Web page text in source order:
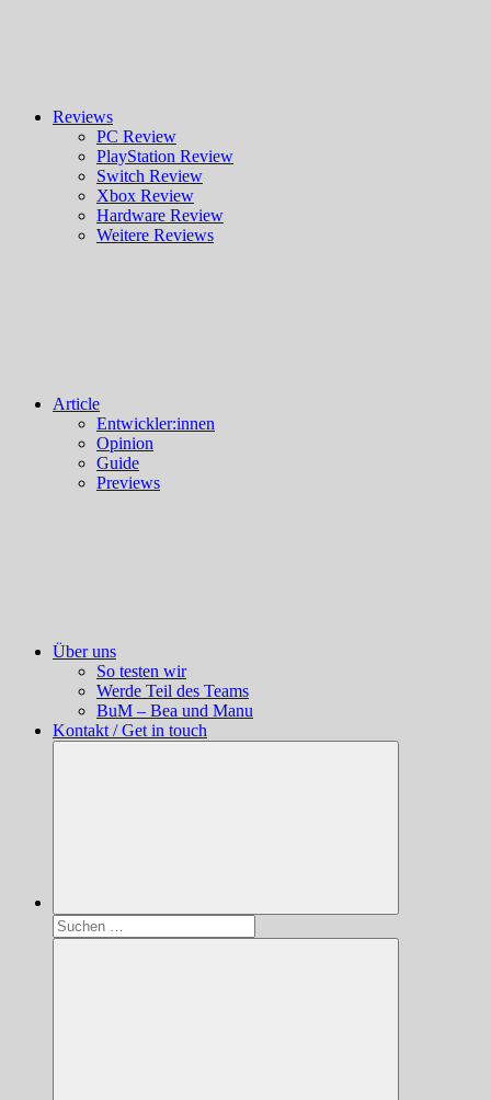
Reviews
PC Review
PlayStation Review
Switch Review
Xbox Review
Hardware Review
Weitere Reviews
Article
Entwickler:innen
Opinion
Guide
Previews
Über uns
So testen wir
Werde Teil des Teams
BuM – Bea und Manu
Kontakt / Get in touch
Suchen
nach: